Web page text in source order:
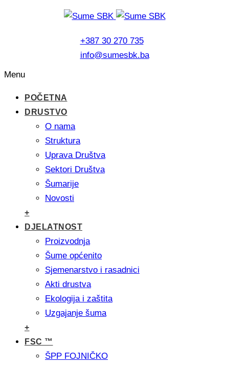
+387 30 270 735
info@sumesbk.ba
Menu
POČETNA
DRUSTVO
O nama
Struktura
Uprava Društva
Sektori Društva
Šumarije
Novosti
+
DJELATNOST
Proizvodnja
Šume općenito
Sjemenarstvo i rasadnici
Akti drustva
Ekologija i zaštita
Uzgajanje šuma
+
FSC ™
ŠPP FOJNIČKO